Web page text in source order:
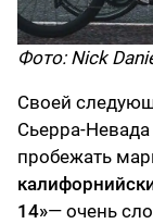
Фото: Nick
Своей
Сьерра-
пробежать
14»— очень